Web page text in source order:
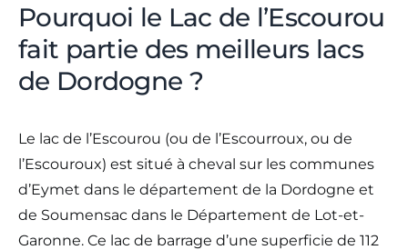
Pourquoi le Lac de l’Escourou
fait partie des meilleurs lacs
de Dordogne ?
Le lac de l’Escourou (ou de l’Escourroux, ou de
l’Escouroux) est situé à cheval sur les communes
d’Eymet dans le département de la Dordogne et
de Soumensac dans le Département de Lot-et-
Garonne. Ce lac de barrage d’une superficie de 112